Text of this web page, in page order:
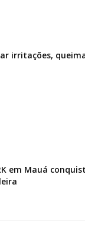
irritações,
em Mauá